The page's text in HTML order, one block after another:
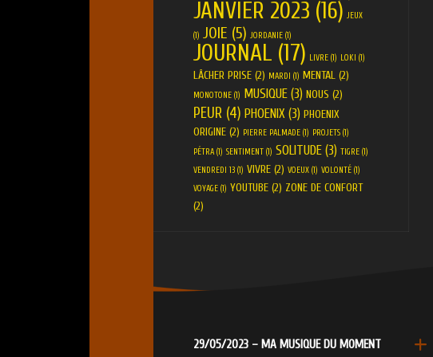
JANVIER 2023 (16) JEUX
(1) JOIE (5) JORDANIE (1)
JOURNAL (17) LIVRE (1) LOKI (1)
LÂCHER PRISE (2) MARDI (1) MENTAL (2)
MONOTONE (1) MUSIQUE (3) NOUS (2)
PEUR (4) PHOENIX (3) PHOENIX
ORIGINE (2) PIERRE PALMADE (1) PROJETS (1)
PÉTRA (1) SENTIMENT (1) SOLITUDE (3) TIGRE (1)
VENDREDI 13 (1) VIVRE (2) VOEUX (1) VOLONTÉ (1)
VOYAGE (1) YOUTUBE (2) ZONE DE CONFORT
(2)
29/05/2023 – MA MUSIQUE DU MOMENT